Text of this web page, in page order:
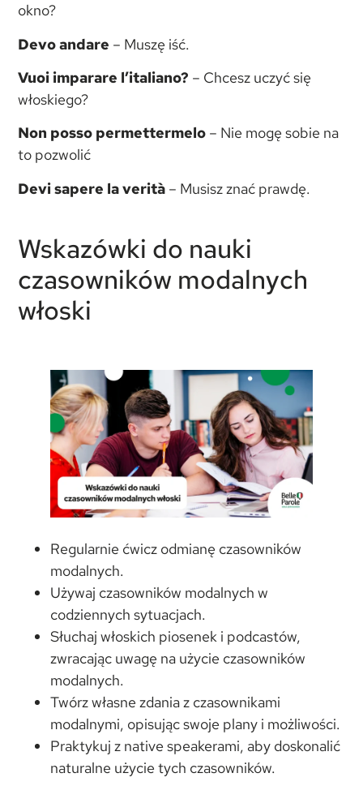
okno?
Devo andare – Muszę iść.
Vuoi imparare l’italiano? – Chcesz uczyć się
włoskiego?
Non posso permettermelo – Nie mogę sobie na
to pozwolić
Devi sapere la verità – Musisz znać prawdę.
Wskazówki do nauki
czasowników modalnych
włoski
Regularnie ćwicz odmianę czasowników
modalnych.
Używaj czasowników modalnych w
codziennych sytuacjach.
Słuchaj włoskich piosenek i podcastów,
zwracając uwagę na użycie czasowników
modalnych.
Twórz własne zdania z czasownikami
modalnymi, opisując swoje plany i możliwości.
Praktykuj z native speakerami, aby doskonalić
naturalne użycie tych czasowników.